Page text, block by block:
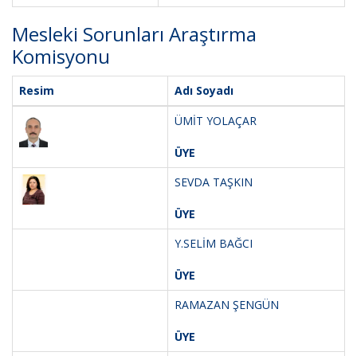
Mesleki Sorunları Araştırma
Komisyonu
Resim
Adı Soyadı
ÜMİT YOLAÇAR
ÜYE
SEVDA TAŞKIN
ÜYE
Y.SELİM BAĞCI
ÜYE
RAMAZAN ŞENGÜN
ÜYE